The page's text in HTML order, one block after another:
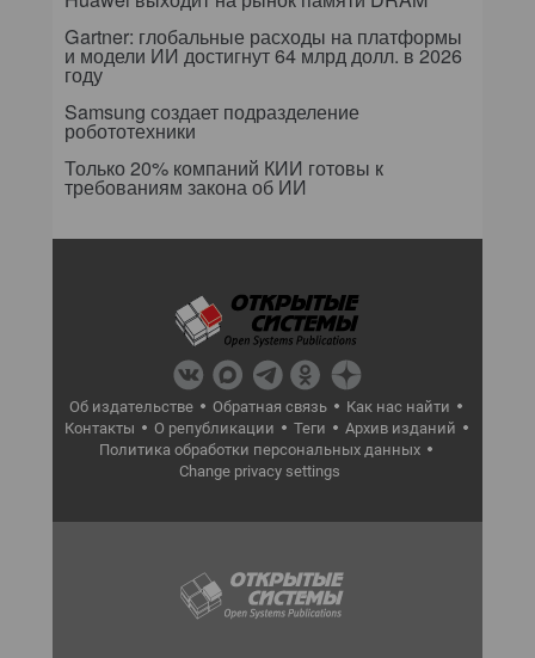
Gartner: глобальные расходы на платформы
и модели ИИ достигнут 64 млрд долл. в 2026
году
Samsung создает подразделение
робототехники
Только 20% компаний КИИ готовы к
требованиям закона об ИИ
Об издательстве Обратная связь
Как нас найти
Контакты
О републикации Теги
Архив изданий
Политика обработки персональных данных
Change privacy settings